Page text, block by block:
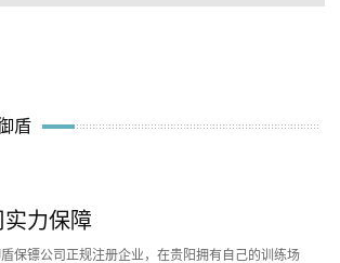
盾
实力保障
保镖公司正规注册企业，在贵阳拥有自己的训练场